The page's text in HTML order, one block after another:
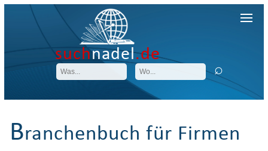
suchnadel.de
Branchenbuch für Firmen